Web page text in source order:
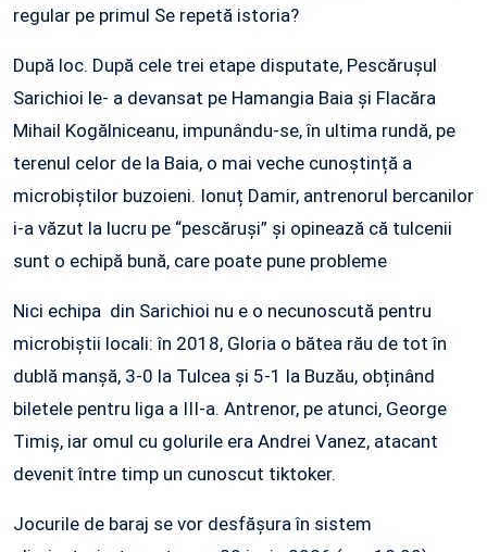
regular pe primul Se repetă istoria?
După loc. După cele trei etape disputate, Pescărușul
Sarichioi le- a devansat pe Hamangia Baia și Flacăra
Mihail Kogălniceanu, impunându-se, în ultima rundă, pe
terenul celor de la Baia, o mai veche cunoștință a
microbiștilor buzoieni. Ionuț Damir, antrenorul bercanilor
i-a văzut la lucru pe “pescăruși” și opinează că tulcenii
sunt o echipă bună, care poate pune probleme
Nici echipa din Sarichioi nu e o necunoscută pentru
microbiștii locali: în 2018, Gloria o bătea rău de tot în
dublă manșă, 3-0 la Tulcea și 5-1 la Buzău, obținând
biletele pentru liga a III-a. Antrenor, pe atunci, George
Timiș, iar omul cu golurile era Andrei Vanez, atacant
devenit între timp un cunoscut tiktoker.
Jocurile de baraj se vor desfășura în sistem